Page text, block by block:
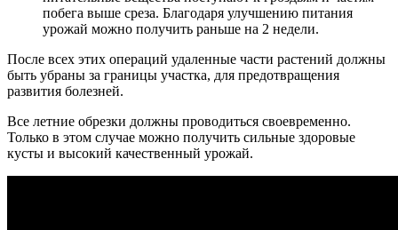
побега выше среза. Благодаря улучшению питания
урожай можно получить раньше на 2 недели.
После всех этих операций удаленные части растений должны
быть убраны за границы участка, для предотвращения
развития болезней.
Все летние обрезки должны проводиться своевременно.
Только в этом случае можно получить сильные здоровые
кусты и высокий качественный урожай.